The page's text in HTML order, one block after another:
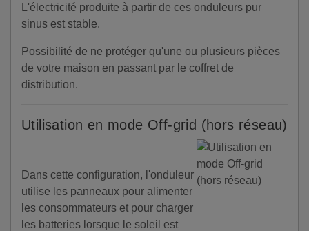
L'électricité produite à partir de ces onduleurs pur
sinus est stable.
Possibilité de ne protéger qu'une ou plusieurs pièces
de votre maison en passant par le coffret de
distribution.
Utilisation en mode Off-grid (hors réseau)
Dans cette configuration, l'onduleur
utilise les panneaux pour alimenter
les consommateurs et pour charger
les batteries lorsque le soleil est